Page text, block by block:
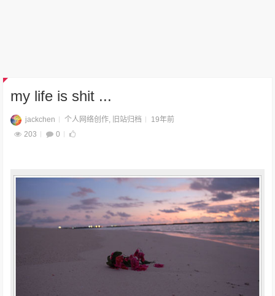
my life is shit ...
jackchen 个人网络创作, 旧站归档
19年前
203
0